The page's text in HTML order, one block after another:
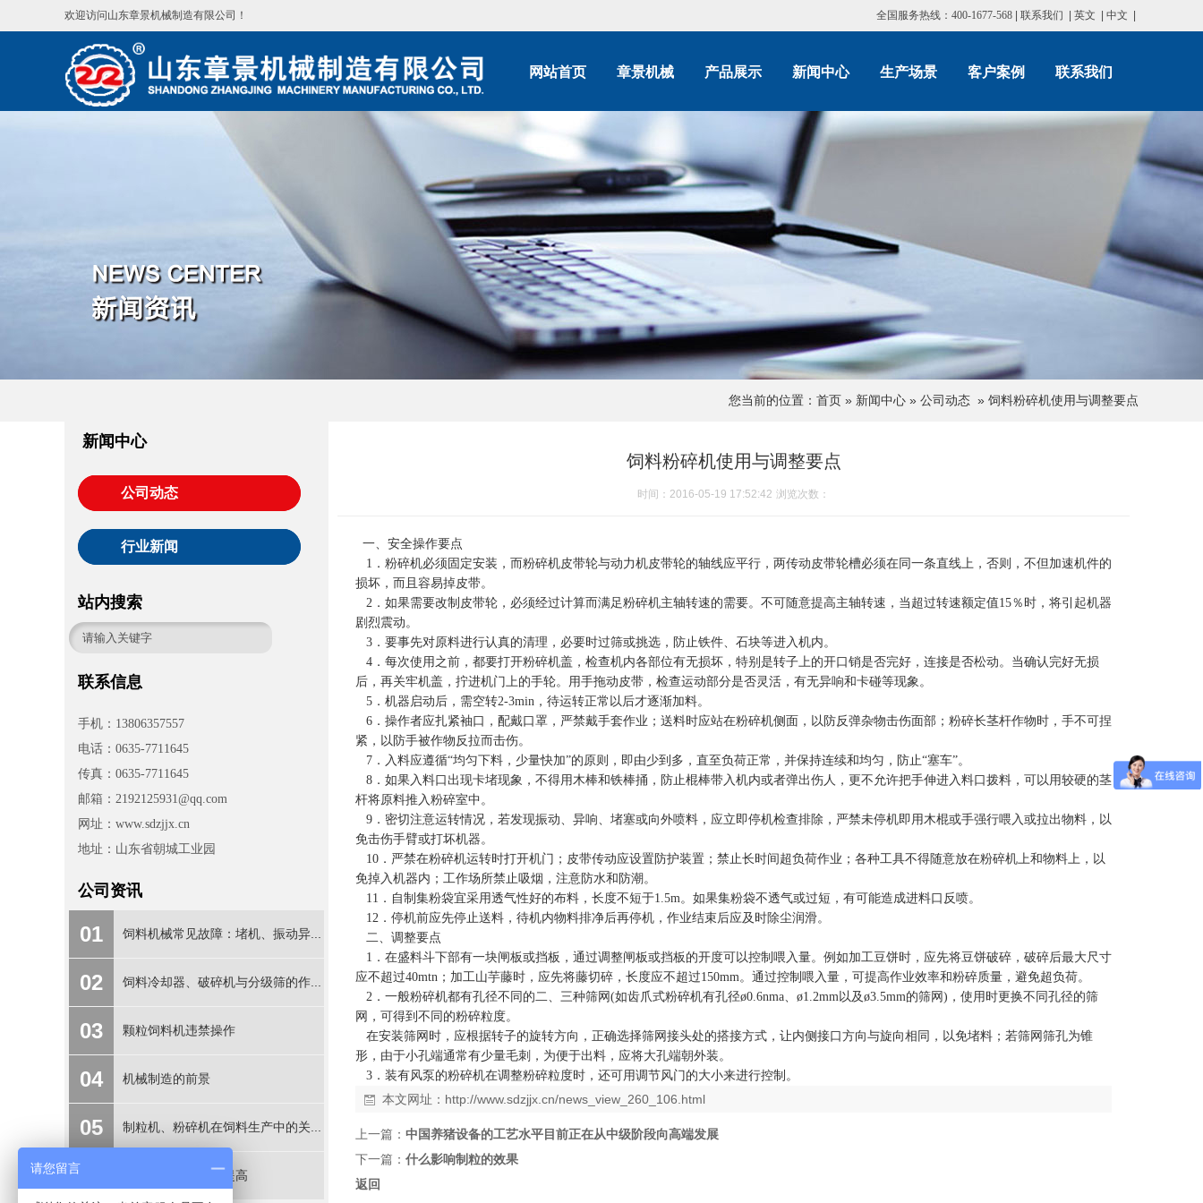
欢迎访问山东章景机械制造有限公司！ 全国服务热线：400-1677-568 联系我们 英文 中文
网站首页 章景机械 产品展示 新闻中心 生产场景 客户案例 联系我们
您当前的位置： 首页 » 新闻中心 » 公司动态 » 饲料粉碎机使用与调整要点
新闻中心
公司动态
行业新闻
站内搜索
联系信息
手机：13806357557
电话：0635-7711645
传真：0635-7711645
邮箱：2192125931@qq.com
网址：www.sdzjjx.cn
地址：山东省朝城工业园
公司资讯
01 饲料机械常见故障：堵机、振动异...
02 饲料冷却器、破碎机与分级筛的作...
03 颗粒饲料机违禁操作
04 机械制造的前景
05 制粒机、粉碎机在饲料生产中的关...
饲料产量怎么迅速提高
饲料粉碎机使用与调整要点
时间：2016-05-19 17:52:42 浏览次数：
一、安全操作要点
1．粉碎机必须固定安装，而粉碎机皮带轮与动力机皮带轮的轴线应平行，两传动皮带轮槽必须在同一条直线上，否则，不但加速机件的
损坏，而且容易掉皮带。
2．如果需要改制皮带轮，必须经过计算而满足粉碎机主轴转速的需要。不可随意提高主轴转速，当超过转速额定值15％时，将引起机器
剧烈震动。
3．要事先对原料进行认真的清理，必要时过筛或挑选，防止铁件、石块等进入机内。
4．每次使用之前，都要打开粉碎机盖，检查机内各部位有无损坏，特别是转子上的开口销是否完好，连接是否松动。当确认完好无损
后，再关牢机盖，拧进机门上的手轮。用手拖动皮带，检查运动部分是否灵活，有无异响和卡碰等现象。
5．机器启动后，需空转2-3min，待运转正常以后才逐渐加料。
6．操作者应扎紧袖口，配戴口罩，严禁戴手套作业；送料时应站在粉碎机侧面，以防反弹杂物击伤面部；粉碎长茎杆作物时，手不可捏
紧，以防手被作物反拉而击伤。
7．入料应遵循“均匀下料，少量快加”的原则，即由少到多，直至负荷正常，并保持连续和均匀，防止“塞车”。
8．如果入料口出现卡堵现象，不得用木棒和铁棒捅，防止棍棒带入机内或者弹出伤人，更不允许把手伸进入料口拨料，可以用较硬的茎
杆将原料推入粉碎室中。
9．密切注意运转情况，若发现振动、异响、堵塞或向外喷料，应立即停机检查排除，严禁未停机即用木棍或手强行喂入或拉出物料，以
免击伤手臂或打坏机器。
10．严禁在粉碎机运转时打开机门；皮带传动应设置防护装置；禁止长时间超负荷作业；各种工具不得随意放在粉碎机上和物料上，以
免掉入机器内；工作场所禁止吸烟，注意防水和防潮。
11．自制集粉袋宜采用透气性好的布料，长度不短于1.5m。如果集粉袋不透气或过短，有可能造成进料口反喷。
12．停机前应先停止送料，待机内物料排净后再停机，作业结束后应及时除尘润滑。
二、调整要点
1．在盛料斗下部有一块闸板或挡板，通过调整闸板或挡板的开度可以控制喂入量。例如加工豆饼时，应先将豆饼破碎，破碎后最大尺寸
应不超过40mtn；加工山芋藤时，应先将藤切碎，长度应不超过150mm。通过控制喂入量，可提高作业效率和粉碎质量，避免超负荷。
2．一般粉碎机都有孔径不同的二、三种筛网(如齿爪式粉碎机有孔径ø0.6nma、ø1.2mm以及ø3.5mm的筛网)，使用时更换不同孔径的筛
网，可得到不同的粉碎粒度。
在安装筛网时，应根据转子的旋转方向，正确选择筛网接头处的搭接方式，让内侧接口方向与旋向相同，以免堵料；若筛网筛孔为锥
形，由于小孔端通常有少量毛刺，为便于出料，应将大孔端朝外装。
3．装有风泵的粉碎机在调整粉碎粒度时，还可用调节风门的大小来进行控制。
本文网址： http://www.sdzjjx.cn/news_view_260_106.html
上一篇： 中国养猪设备的工艺水平目前正在从中级阶段向高端发展
下一篇： 什么影响制粒的效果
返回
请您留言